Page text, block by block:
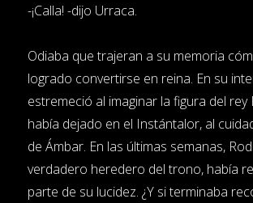
-¡Calla! -dijo Urraca.
Odiaba que trajeran a su memoria
logrado convertirse en reina. En su
estremeció al imaginar la figura del rey
había dejado en el Instántalor, al
de Ámbar. En las últimas semanas,
verdadero heredero del trono, había
parte de su lucidez. ¿Y si terminaba